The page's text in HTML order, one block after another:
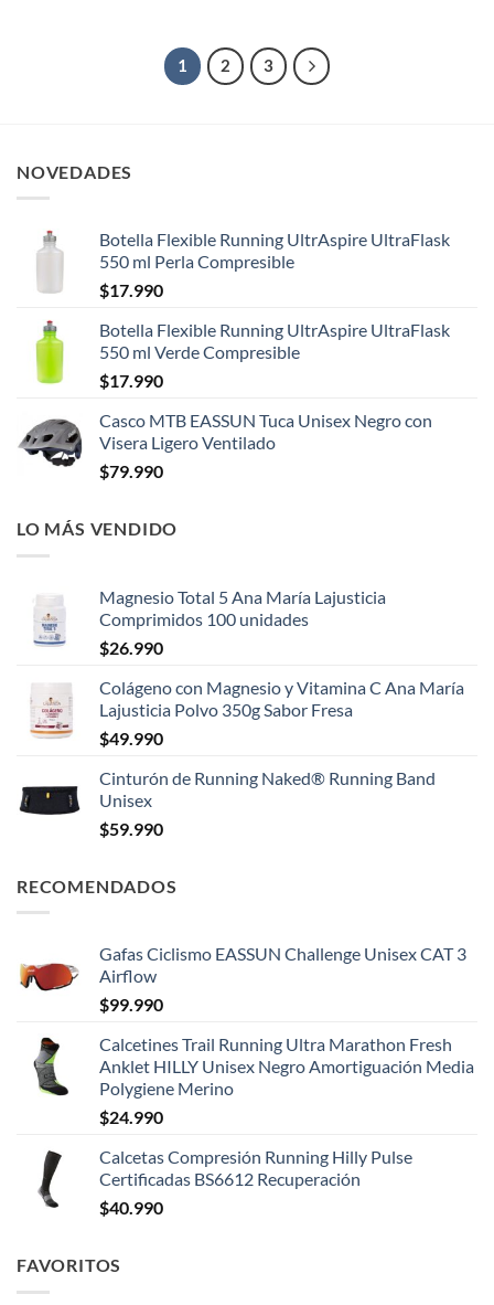
1 2 3
NOVEDADES
Botella Flexible Running UltrAspire UltraFlask
550 ml Perla Compresible
$17.990
Botella Flexible Running UltrAspire UltraFlask
550 ml Verde Compresible
$17.990
Casco MTB EASSUN Tuca Unisex Negro con
Visera Ligero Ventilado
$79.990
LO MÁS VENDIDO
Magnesio Total 5 Ana María Lajusticia
Comprimidos 100 unidades
$26.990
Colágeno con Magnesio y Vitamina C Ana María
Lajusticia Polvo 350g Sabor Fresa
$49.990
Cinturón de Running Naked® Running Band
Unisex
$59.990
RECOMENDADOS
Gafas Ciclismo EASSUN Challenge Unisex CAT 3
Airflow
$99.990
Calcetines Trail Running Ultra Marathon Fresh
Anklet HILLY Unisex Negro Amortiguación Media
Polygiene Merino
$24.990
Calcetas Compresión Running Hilly Pulse
Certificadas BS6612 Recuperación
$40.990
FAVORITOS